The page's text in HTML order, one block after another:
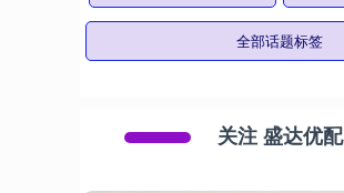
全部话题标签
关注 盛达优配